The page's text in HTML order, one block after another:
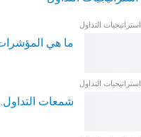
استراتيجيات التداول
ما هي
استراتيجيات التداول
شمعات